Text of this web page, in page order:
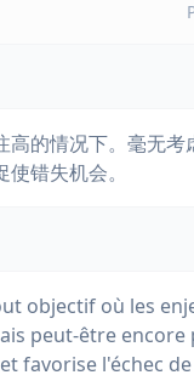
的情况下。毫无考
错失机会。
objectif où les
peut-être encore
favorise l'échec